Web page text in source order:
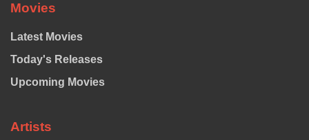
Movies
Latest Movies
Today's Releases
Upcoming Movies
Artists